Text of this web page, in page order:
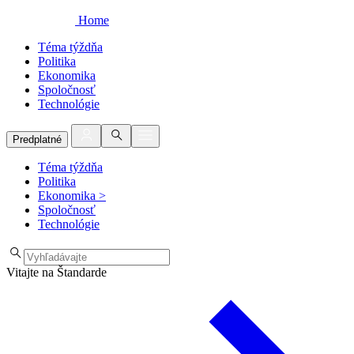
Home
Téma týždňa
Politika
Ekonomika
Spoločnosť
Technológie
Predplatné
Téma týždňa
Politika
Ekonomika >
Spoločnosť
Technológie
Vitajte na Štandarde